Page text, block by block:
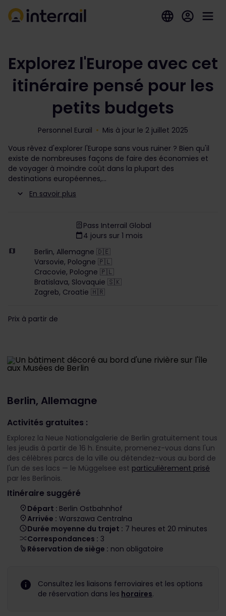
Explorez l'Europe avec cet
itinéraire pensé pour les
petits budgets
Personnel Eurail
Mis à jour le 2 juillet 2025
Vous rêvez d'explorer l'Europe sans vous ruiner ? Bien qu'il
existe de nombreuses façons de faire des économies et
de voyager à moindre coût dans la plupart des
destinations européennes,
En savoir plus
Pass Interrail Global
4 jours sur 1 mois
Berlin, Allemagne 🇩🇪
Varsovie, Pologne 🇵🇱
Cracovie, Pologne 🇵🇱
Bratislava, Slovaquie 🇸🇰
Zagreb, Croatie 🇭🇷
Prix à partir de
Berlin, Allemagne
Activités gratuites :
Explorez la Neue Nationalgalerie de Berlin gratuitement tous
les jeudis à partir de 16 h. Ensuite, promenez-vous dans l'un
des célèbres parcs de la ville ou détendez-vous au bord de
l'un de ses lacs — le Müggelsee est particulièrement prisé
par les Berlinois.
Itinéraire suggéré
Départ : Berlin Ostbahnhof
Arrivée : Warszawa Centralna
Durée moyenne du trajet : 7 heures et 20 minutes
Correspondances : 3
Réservation de siège : non obligatoire
Consultez les liaisons ferroviaires et les options
de réservation dans les horaires.